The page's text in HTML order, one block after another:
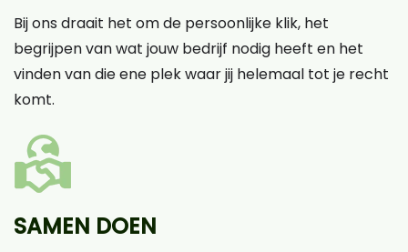
Bij ons draait het om de persoonlijke klik, het
begrijpen van wat jouw bedrijf nodig heeft en het
vinden van die ene plek waar jij helemaal tot je recht
komt.
SAMEN DOEN